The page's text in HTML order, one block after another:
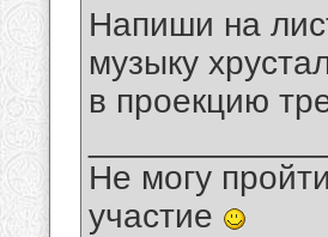
Напиши на
музыку
в проекцию
Не могу
участие